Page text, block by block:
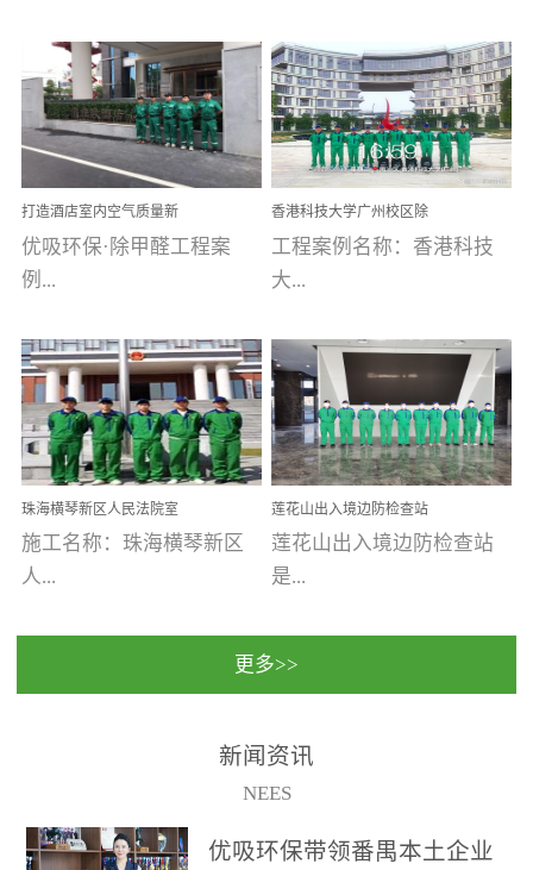
选择源头源材料、严控产
品质量，我们每一批的生
产产品都经过严格的质检
程序；生产车间为优吸总
部和全国分支机构生产光
触媒、净醛王、祛味剂等
优吸系列产品，保质保量
完成生产任务，确保全国
求。资质优势团队优势分
支优势优吸环保是一棵正
茁壮成长的树，只要我们
人人都爱护她、珍惜她、
她将越来越枝繁叶茂，终
将会成为一棵参天大树！
优吸环保截止2020年拥有
全国600家网点分支机构。
案例【深圳安居乐寓】室
内空气治理项目深圳安居
乐寓 深圳市安居乐寓
为深圳安居集团旗下城...
例(学校工装节选)广州南沙
小学(珠江湾校区)项目地
址：广州市南沙区海滨路
南沙珠江湾江门市蓬江区
禾...
打造酒店室内空气质量新
标杆——优吸环保·标杆之
作：东莞美豪雅致酒店室
内空气治理工程纪实
优吸环保·除甲醛工程案
例...
【东莞美豪雅致酒店】室
内空气治理项目东莞美豪
雅致酒店 东莞美豪雅
致酒店是为中高端人士...
香港科技大学广州校区除
甲醛项目圆满完成
工程案例名称：香港科技
大...
学广州校区室内空气治
理 工程案例地址：广
州南沙区·香港科技大学(广
州)校区 工程案...
珠海横琴新区人民法院室
内除甲醛空气治理项目
施工名称：珠海横琴新区
人...
民法院室内除甲醛空气治
保施工日期：2020年1月珠
莲花山出入境边防检查站
室内除甲醛空气治理项目
莲花山出入境边防检查站
是...
国家通过设在对外开放口
（及各出入境边防检查
更多>>
新闻资讯
NEES
优吸环保带领番禺本​土企业